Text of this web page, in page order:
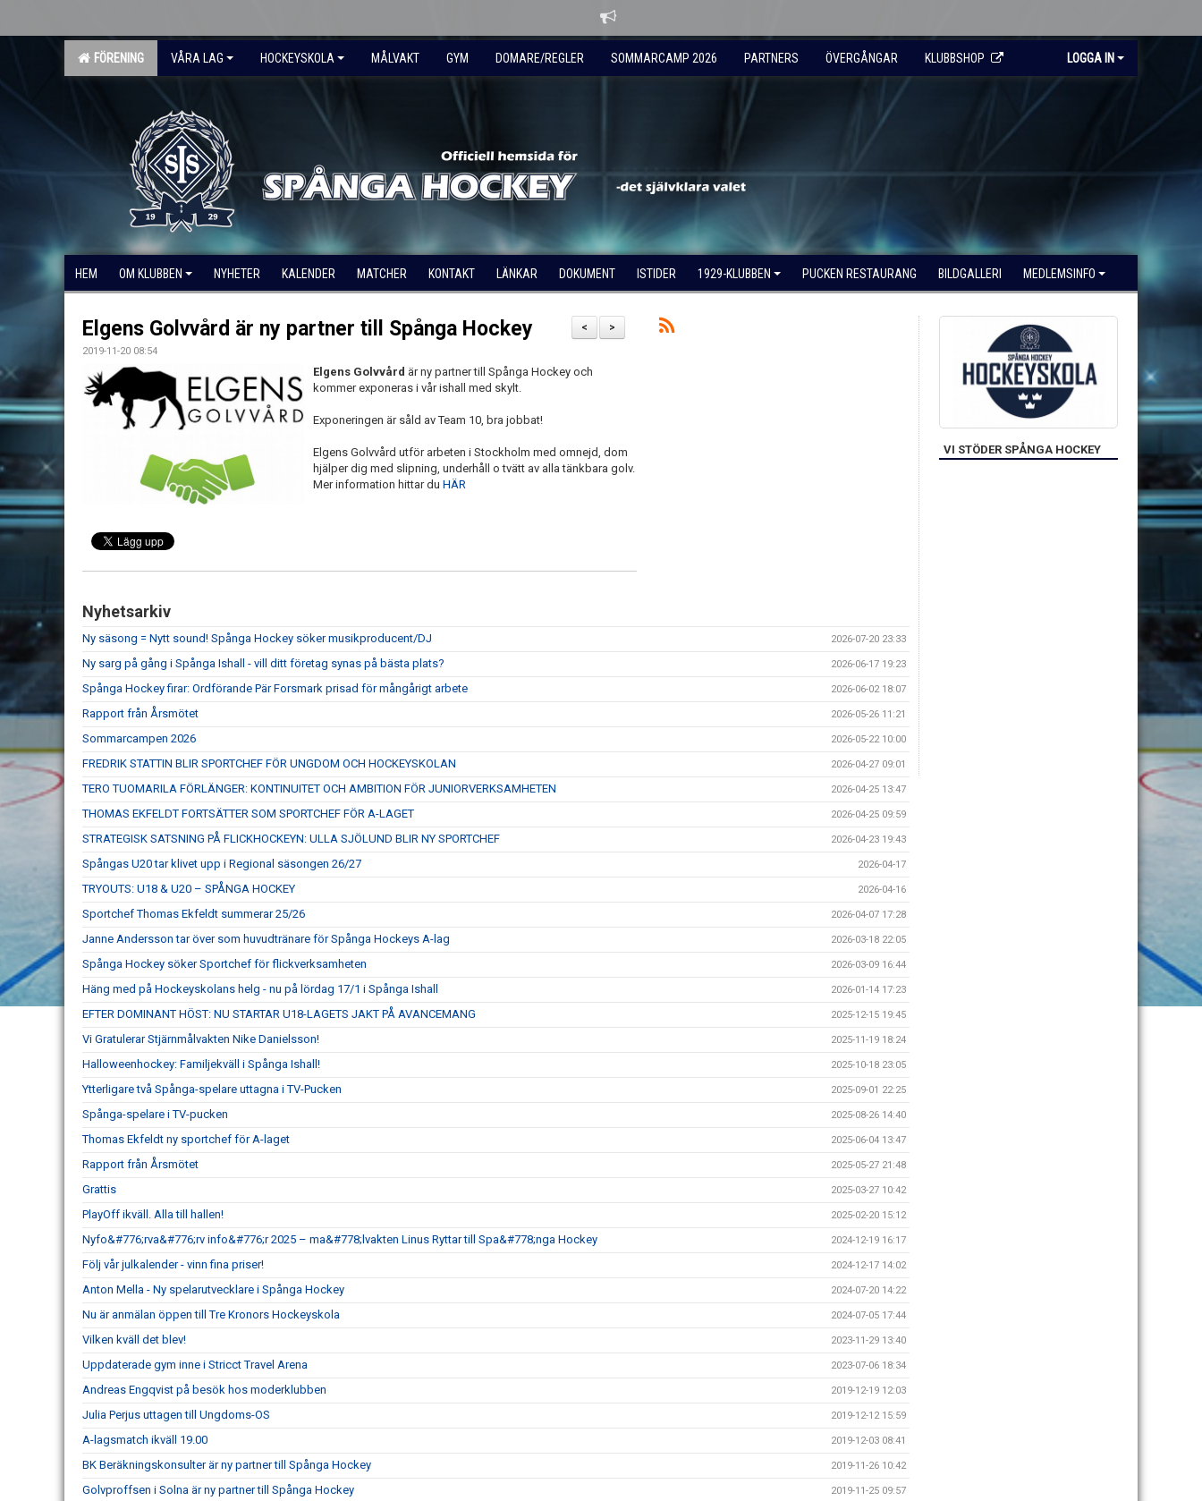
FÖRENING VÅRA LAG HOCKEYSKOLA MÅLVAKT GYM DOMARE/REGLER SOMMARCAMP 2026 PARTNERS ÖVERGÅNGAR KLUBBSHOP LOGGA IN
HEM OM KLUBBEN NYHETER KALENDER MATCHER KONTAKT LÄNKAR DOKUMENT ISTIDER 1929-KLUBBEN PUCKEN RESTAURANG BILDGALLERI MEDLEMSINFO
>
<
Elgens Golvvård är ny partner till Spånga Hockey
2019-11-20 08:54
Elgens Golvvård är ny partner till Spånga Hockey och
kommer exponeras i vår ishall med skylt.
Exponeringen är såld av Team 10, bra jobbat!
Elgens Golvvård utför arbeten i Stockholm med omnejd, dom
hjälper dig med slipning, underhåll o tvätt av alla tänkbara golv.
Mer information hittar du HÄR
Nyhetsarkiv
Ny säsong = Nytt sound! Spånga Hockey söker musikproducent/DJ 2026-07-20 23:33
Ny sarg på gång i Spånga Ishall - vill ditt företag synas på bästa plats? 2026-06-17 19:23
Spånga Hockey firar: Ordförande Pär Forsmark prisad för mångårigt arbete 2026-06-02 18:07
Rapport från Årsmötet 2026-05-26 11:21
Sommarcampen 2026 2026-05-22 10:00
FREDRIK STATTIN BLIR SPORTCHEF FÖR UNGDOM OCH HOCKEYSKOLAN 2026-04-27 09:01
TERO TUOMARILA FÖRLÄNGER: KONTINUITET OCH AMBITION FÖR JUNIORVERKSAMHETEN 2026-04-25 13:47
THOMAS EKFELDT FORTSÄTTER SOM SPORTCHEF FÖR A-LAGET 2026-04-25 09:59
STRATEGISK SATSNING PÅ FLICKHOCKEYN: ULLA SJÖLUND BLIR NY SPORTCHEF 2026-04-23 19:43
Spångas U20 tar klivet upp i Regional säsongen 26/27 2026-04-17
TRYOUTS: U18 & U20 – SPÅNGA HOCKEY 2026-04-16
Sportchef Thomas Ekfeldt summerar 25/26 2026-04-07 17:28
Janne Andersson tar över som huvudtränare för Spånga Hockeys A-lag 2026-03-18 22:05
Spånga Hockey söker Sportchef för flickverksamheten 2026-03-09 16:44
Häng med på Hockeyskolans helg - nu på lördag 17/1 i Spånga Ishall 2026-01-14 17:23
EFTER DOMINANT HÖST: NU STARTAR U18-LAGETS JAKT PÅ AVANCEMANG 2025-12-15 19:45
Vi Gratulerar Stjärnmålvakten Nike Danielsson! 2025-11-19 18:24
Halloweenhockey: Familjekväll i Spånga Ishall! 2025-10-18 23:05
Ytterligare två Spånga-spelare uttagna i TV-Pucken 2025-09-01 22:25
Spånga-spelare i TV-pucken 2025-08-26 14:40
Thomas Ekfeldt ny sportchef för A-laget 2025-06-04 13:47
Rapport från Årsmötet 2025-05-27 21:48
Grattis 2025-03-27 10:42
PlayOff ikväll. Alla till hallen! 2025-02-20 15:12
Nyfo&#776;rva&#776;rv info&#776;r 2025 – ma&#778;lvakten Linus Ryttar till Spa&#778;nga Hockey 2024-12-19 16:17
Följ vår julkalender - vinn fina priser! 2024-12-17 14:02
Anton Mella - Ny spelarutvecklare i Spånga Hockey 2024-07-20 14:22
Nu är anmälan öppen till Tre Kronors Hockeyskola 2024-07-05 17:44
Vilken kväll det blev! 2023-11-29 13:40
Uppdaterade gym inne i Stricct Travel Arena 2023-07-06 18:34
Andreas Engqvist på besök hos moderklubben 2019-12-19 12:03
Julia Perjus uttagen till Ungdoms-OS 2019-12-12 15:59
A-lagsmatch ikväll 19.00 2019-12-03 08:41
BK Beräkningskonsulter är ny partner till Spånga Hockey 2019-11-26 10:42
Golvproffsen i Solna är ny partner till Spånga Hockey 2019-11-25 09:57
VI STÖDER SPÅNGA HOCKEY